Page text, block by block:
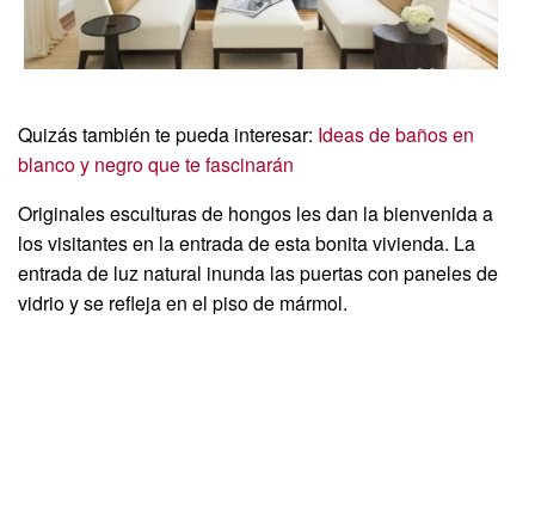
Quizás también te pueda interesar: Ideas de baños en
blanco y negro que te fascinarán
Originales esculturas de hongos les dan la bienvenida a
los visitantes en la entrada de esta bonita vivienda. La
entrada de luz natural inunda las puertas con paneles de
vidrio y se refleja en el piso de mármol.